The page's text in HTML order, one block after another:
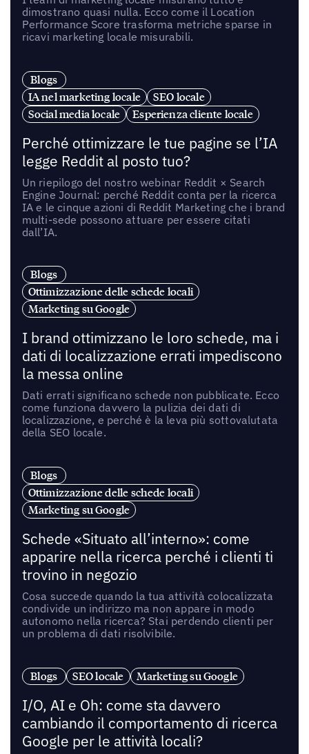
dimostrano quasi nulla. Ecco come il Location
Performance Score trasforma metriche sparse in
ricavi marketing locale misurabili.
Blogs
IA nel marketing locale
SEO locale
Social media locale
Esperienza cliente locale
Perché ottimizzare le tue pagine se l’IA
legge Reddit al posto tuo?
Un riepilogo del nostro webinar Reddit × Search
Engine Journal: perché Reddit conta per la ricerca
IA e le cinque azioni di Reddit Marketing che i brand
multi-sede possono attuare per essere citati
dall’IA.
Blogs
Ottimizzazione delle schede locali
Marketing su Google
I brand ottimizzano le loro schede, ma i
dati di localizzazione errati impediscono
la messa online
Dati errati significano schede non pubblicate. Ecco
come funziona davvero la pulizia dei dati di
localizzazione, e perché è la leva più sottovalutata
della SEO locale.
Blogs
Ottimizzazione delle schede locali
Marketing su Google
Schede «Situato all’interno»: come
apparire nella ricerca perché i clienti ti
trovino in negozio
Cosa succede quando la tua attività colocalizzata
condivide un indirizzo ma non appare in modo
autonomo nella ricerca? Stai perdendo clienti per
un problema di dati risolvibile.
Blogs SEO locale Marketing su Google
I/O, AI e Oh: come sta davvero
cambiando il comportamento di ricerca
Google per le attività locali?